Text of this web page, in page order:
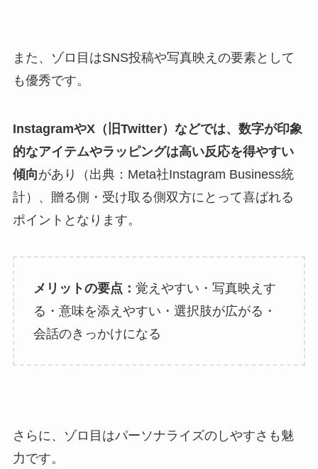
また、ゾロ目はSNS投稿や写真映えの要素として
も優秀です。
InstagramやX（旧Twitter）などでは、数字が印象
的なアイテムやラッピングは高い反応を得やすい
傾向があり（出典：Meta社Instagram Business統
計）、贈る側・受け取る側双方にとって喜ばれる
ポイントとなります。
メリットの要点： 覚えやすい・写真映えす
る・意味を添えやすい・選択肢が広がる・
会話のきっかけになる
さらに、ゾロ目はパーソナライズのしやすさも魅
力です。